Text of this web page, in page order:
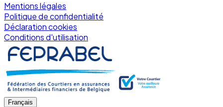
Mentions légales
Politique de confidentialité
Déclaration cookies
Conditions d'utilisation
Français